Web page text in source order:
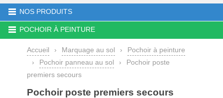
NOS PRODUITS
POCHOIR À PEINTURE
Accueil › Marquage au sol ›
Pochoir à peinture
›
Pochoir panneau au sol ›
Pochoir poste
premiers secours
Pochoir poste premiers secours